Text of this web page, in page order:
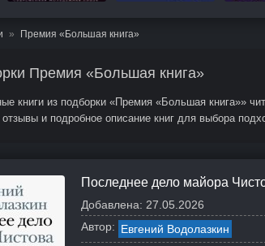
Премия «Большая книга»
Премия «Большая книга»
книги из подборки «Премия «Большая книга»»
и подробное описание книг для выбора
Последнее дело майора
Добавлена: 27.05.2026
Автор: Евгений Водолазкин